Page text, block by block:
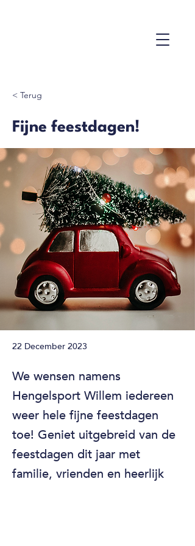
< Terug
Fijne feestdagen!
22 December 2023
We wensen namens
Hengelsport Willem iedereen
weer hele fijne feestdagen
toe! Geniet uitgebreid van de
feestdagen dit jaar met
familie, vrienden en heerlijk